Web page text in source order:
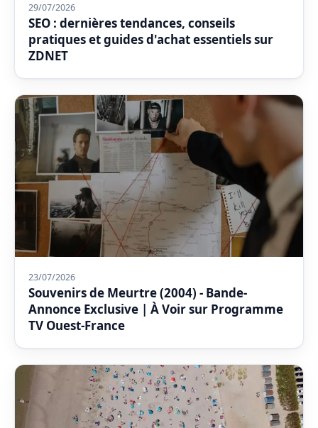
29/07/2026
SEO : dernières tendances, conseils
pratiques et guides d'achat essentiels sur
ZDNET
23/07/2026
Souvenirs de Meurtre (2004) - Bande-
Annonce Exclusive | À Voir sur Programme
TV Ouest-France